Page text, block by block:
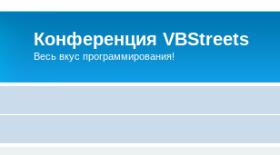
Конференция VBStreets
Весь вкус программирования!